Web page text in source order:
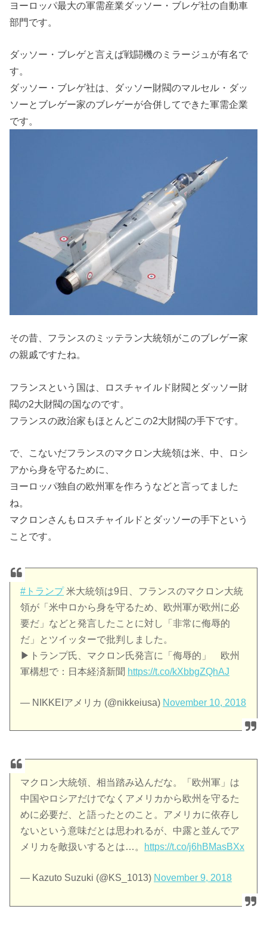
ヨーロッパ最大の軍需産業ダッソー・ブレゲ社の自動車
部門です。
ダッソー・ブレゲと言えば戦闘機のミラージュが有名で
す。
ダッソー・ブレゲ社は、ダッソー財閥のマルセル・ダッ
ソーとブレゲー家のブレゲーが合併してできた軍需企業
です。
その昔、フランスのミッテラン大統領がこのブレゲー家
の親戚ですたね。
フランスという国は、ロスチャイルド財閥とダッソー財
閥の2大財閥の国なのです。
フランスの政治家もほとんどこの2大財閥の手下です。
で、こないだフランスのマクロン大統領は米、中、ロシ
アから身を守るために、
ヨーロッパ独自の欧州軍を作ろうなどと言ってました
ね。
マクロンさんもロスチャイルドとダッソーの手下という
ことです。
#トランプ米大統領は9日、フランスのマクロン大統
領が「米中ロから身を守るため、欧州軍が欧州に必
要だ」などと発言したことに対し「非常に侮辱的
だ」とツイッターで批判しました。
▶︎トランプ氏、マクロン氏発言に「侮辱的」 欧州
軍構想で：日本経済新聞 https://t.co/kXbbgZQhAJ
— NIKKEIアメリカ (@nikkeiusa) November 10, 2018
マクロン大統領、相当踏み込んだな。「欧州軍」は
中国やロシアだけでなくアメリカから欧州を守るた
めに必要だ、と語ったとのこと。アメリカに依存し
ないという意味だとは思われるが、中露と並んでア
メリカを敵扱いするとは…。
https://t.co/j6hBMasBXx
— Kazuto Suzuki (@KS_1013) November 9, 2018